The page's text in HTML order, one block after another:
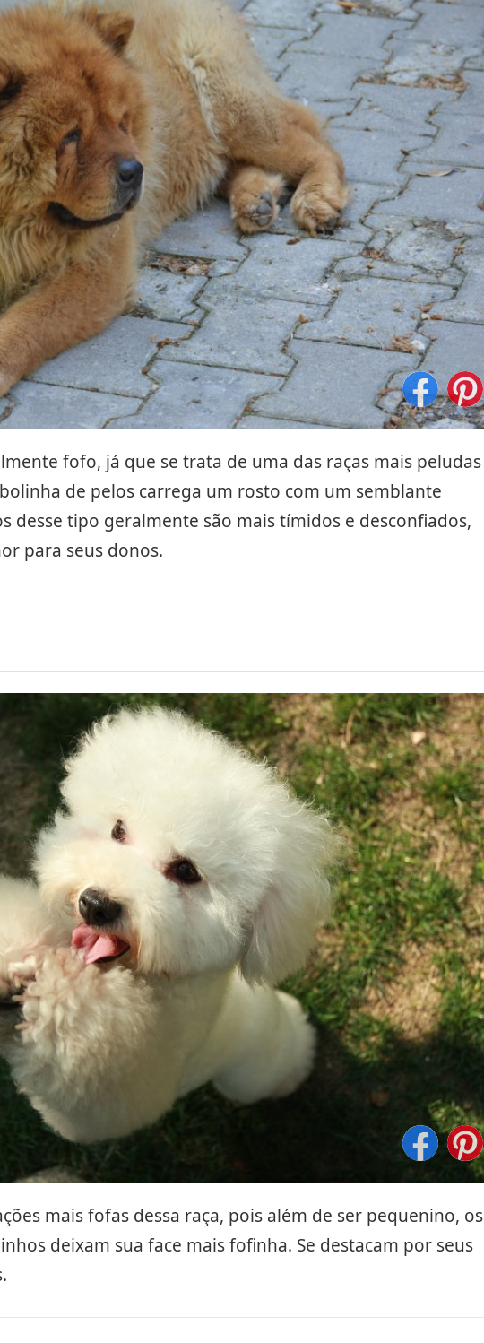
fofo, já que se trata de uma das raças mais peludas
de pelos carrega um rosto com um semblante
desse tipo geralmente são mais tímidos e desconfiados,
para seus donos.
mais fofas dessa raça, pois além de ser pequenino, os
deixam sua face mais fofinha. Se destacam por seus